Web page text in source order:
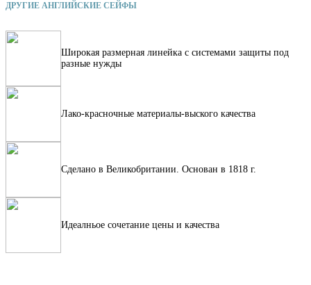
ДРУГИЕ АНГЛИЙСКИЕ СЕЙФЫ
Широкая размерная линейка с системами защиты под
разные нужды
Лако-красночные материалы-выского качества
Сделано в Великобритании. Основан в 1818 г.
Идеалньое сочетание цены и качества